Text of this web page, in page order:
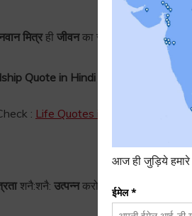
मित्रही जीवनका सबसे बड़ा वरदानहै। –
Quote in Hindi
: Life Quotes in Hindi | जीवन पर
शनै:शनै: उत्पन्नकरो; किन्तु जब कर ली तो